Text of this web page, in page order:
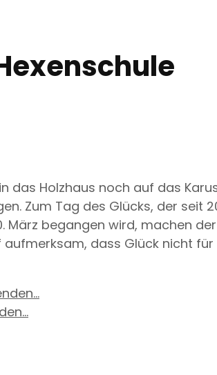
das Holzhaus noch auf das
Zum Tag des Glücks, der seit
März begangen wird, machen
dass Glück nicht für